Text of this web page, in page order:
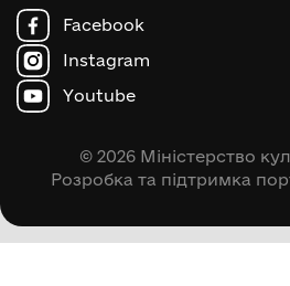
Facebook
Instagram
Youtube
© 2026 Міністерство
Розробка та підтримка